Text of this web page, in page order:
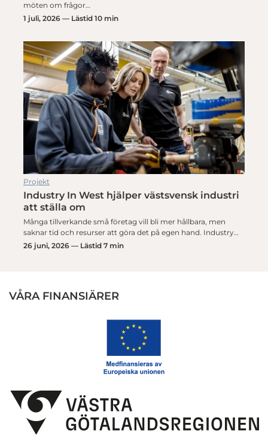
möten om frågor…
1 juli, 2026 — Lästid 10 min
Projekt
Industry In West hjälper västsvensk industri
att ställa om
Många tillverkande små företag vill bli mer hållbara, men
saknar tid och resurser att göra det på egen hand. Industry…
26 juni, 2026 — Lästid 7 min
VÅRA FINANSIÄRER